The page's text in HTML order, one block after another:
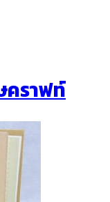
คราฟท์